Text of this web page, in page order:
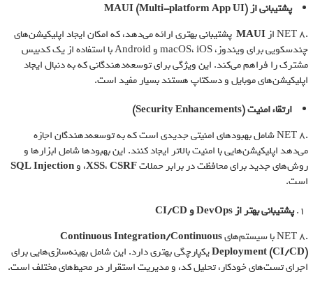
پشتیبانی ازMAUI (Multi-platform App UI)
.NET 8 از
MAUIپشتیبانی بهتری ارائه می‌دهد، که امکان ایجاد اپلیکیشن‌های
چندسکویی برای ویندوز، macOS، iOS و Android با استفاده از یک کدبیس
مشترک را فراهم می‌کند. این ویژگی برای توسعه‌دهندگانی که به دنبال ایجاد
اپلیکیشن‌های موبایل و دسکتاپ هستند بسیار مفید است.
ارتقاء امنیت(Security Enhancements)
.NET 8 شامل بهبودهای امنیتی جدیدی است که به توسعه‌دهندگان اجازه
می‌دهد اپلیکیشن‌هایی با امنیت بالاتر ایجاد کنند. این بهبودها شامل ابزارها و
روش‌های جدید برای محافظت در برابر حملات
XSS،CSRF ، وSQL Injection
است.
پشتیبانی بهتر ازDevOps وCI/CD
.NET 8 با سیستم‌های
Continuous Integration/Continuous
Deployment (CI/CD)یکپارچگی بهتری دارد. این شامل بهینه‌سازی‌هایی برای
اجرای تست‌های خودکار، تحلیل کد، و مدیریت استقرار در محیط‌های مختلف است.